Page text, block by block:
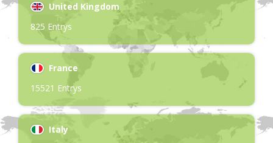
United Kingdom
825 Entrys
France
15521 Entrys
Italy